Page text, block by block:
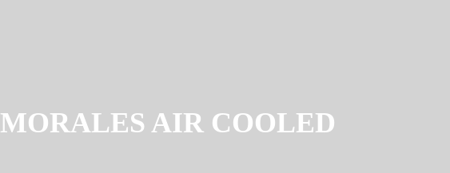
MORALES AIR COOLED